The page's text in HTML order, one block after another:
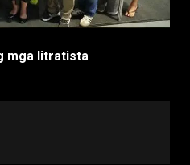
mga litratista